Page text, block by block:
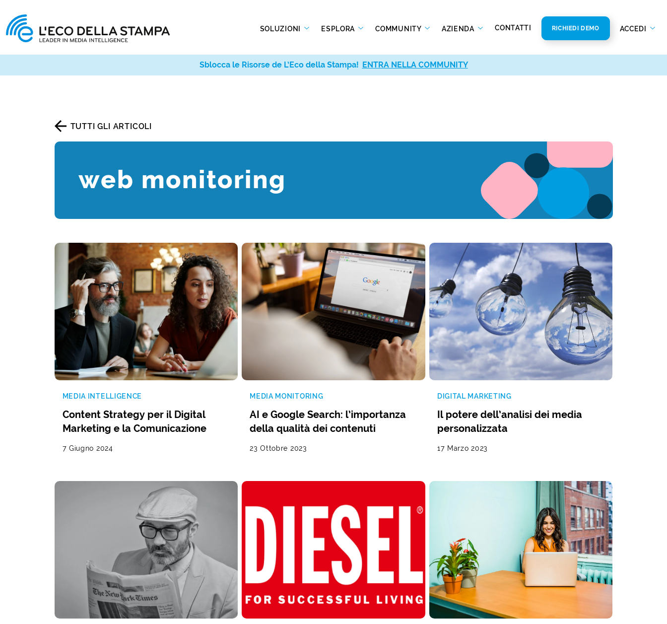
SOLUZIONI ESPLORA COMMUNITY AZIENDA CONTATTI RICHIEDI DEMO ACCEDI
TUTTI GLI ARTICOLI
web monitoring
MEDIA INTELLIGENCE
Content Strategy per il Digital
Marketing e la Comunicazione
7 Giugno 2024
MEDIA MONITORING
AI e Google Search: l’importanza
della qualità dei contenuti
23 Ottobre 2023
DIGITAL MARKETING
Il potere dell’analisi dei media
personalizzata
17 Marzo 2023
Sblocca le Risorse de L’Eco della Stampa! ENTRA NELLA COMMUNITY